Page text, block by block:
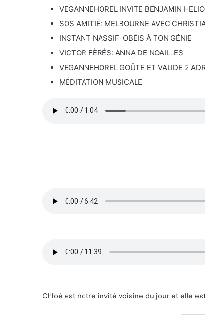
VEGANNEHOREL INVITE BENJAMIN
SOS AMITIÉ: MELBOURNE AVEC
INSTANT NASSIF: OBÉIS À TON GÉNIE
VICTOR FÈRÉS: ANNA DE NOAILLES
VEGANNEHOREL GOÛTE ET VALIDE 2
MÉDITATION MUSICALE
Chloé est notre invité voisine du jour et elle